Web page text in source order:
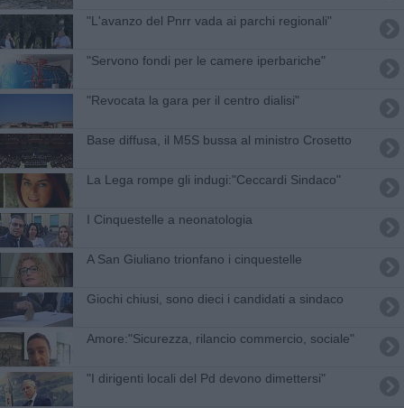
"L'avanzo del Pnrr vada ai parchi regionali"
"Servono fondi per le camere iperbariche"
"Revocata la gara per il centro dialisi"
Base diffusa, il M5S bussa al ministro Crosetto
La Lega rompe gli indugi:"Ceccardi Sindaco"
I Cinquestelle a neonatologia
A San Giuliano trionfano i cinquestelle
Giochi chiusi, sono dieci i candidati a sindaco
Amore:"Sicurezza, rilancio commercio, sociale"
"I dirigenti locali del Pd devono dimettersi"